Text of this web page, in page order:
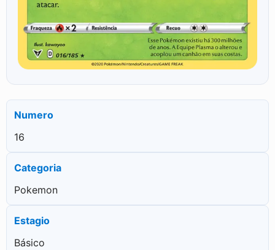
Numero
16
Categoria
Pokemon
Estagio
Básico